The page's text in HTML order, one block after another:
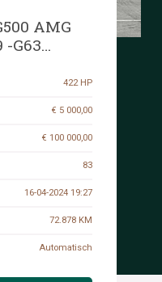
AMG
-G63
422 HP
€ 5 000,00
€ 100 000,00
83
16-04-2024 19:27
72.878 KM
Automatisch